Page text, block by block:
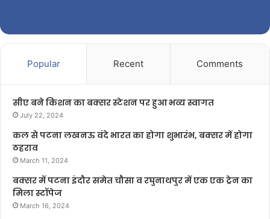
Popular Recent Comments
सीए बने किशन का बक्सर स्टेशन पर हुआ भव्य स्वागत
July 22, 2024
कल से पटना लखनऊ वंदे भारत का होगा शुभारंभ, बक्सर में होगा
ठहराव
March 11, 2024
बक्सर में पटना इंदौर समेत चौसा व रघुनाथपुर में एक एक ट्रेन का
मिला स्टॉपेज
March 16, 2024